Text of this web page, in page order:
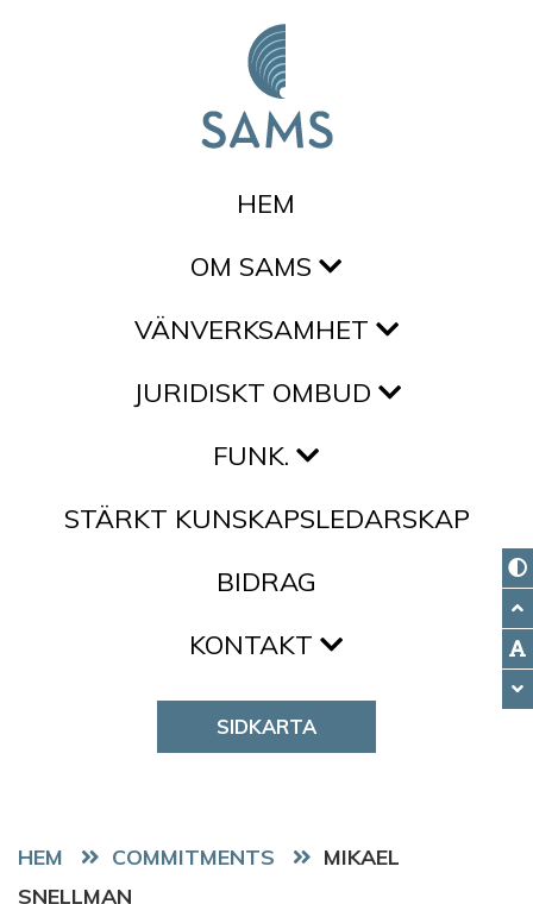
HEM
OM SAMS
VÄNVERKSAMHET
JURIDISKT OMBUD
FUNK.
STÄRKT KUNSKAPSLEDARSKAP
BIDRAG
KONTAKT
SIDKARTA
HEM COMMITMENTS
MIKAEL
SNELLMAN